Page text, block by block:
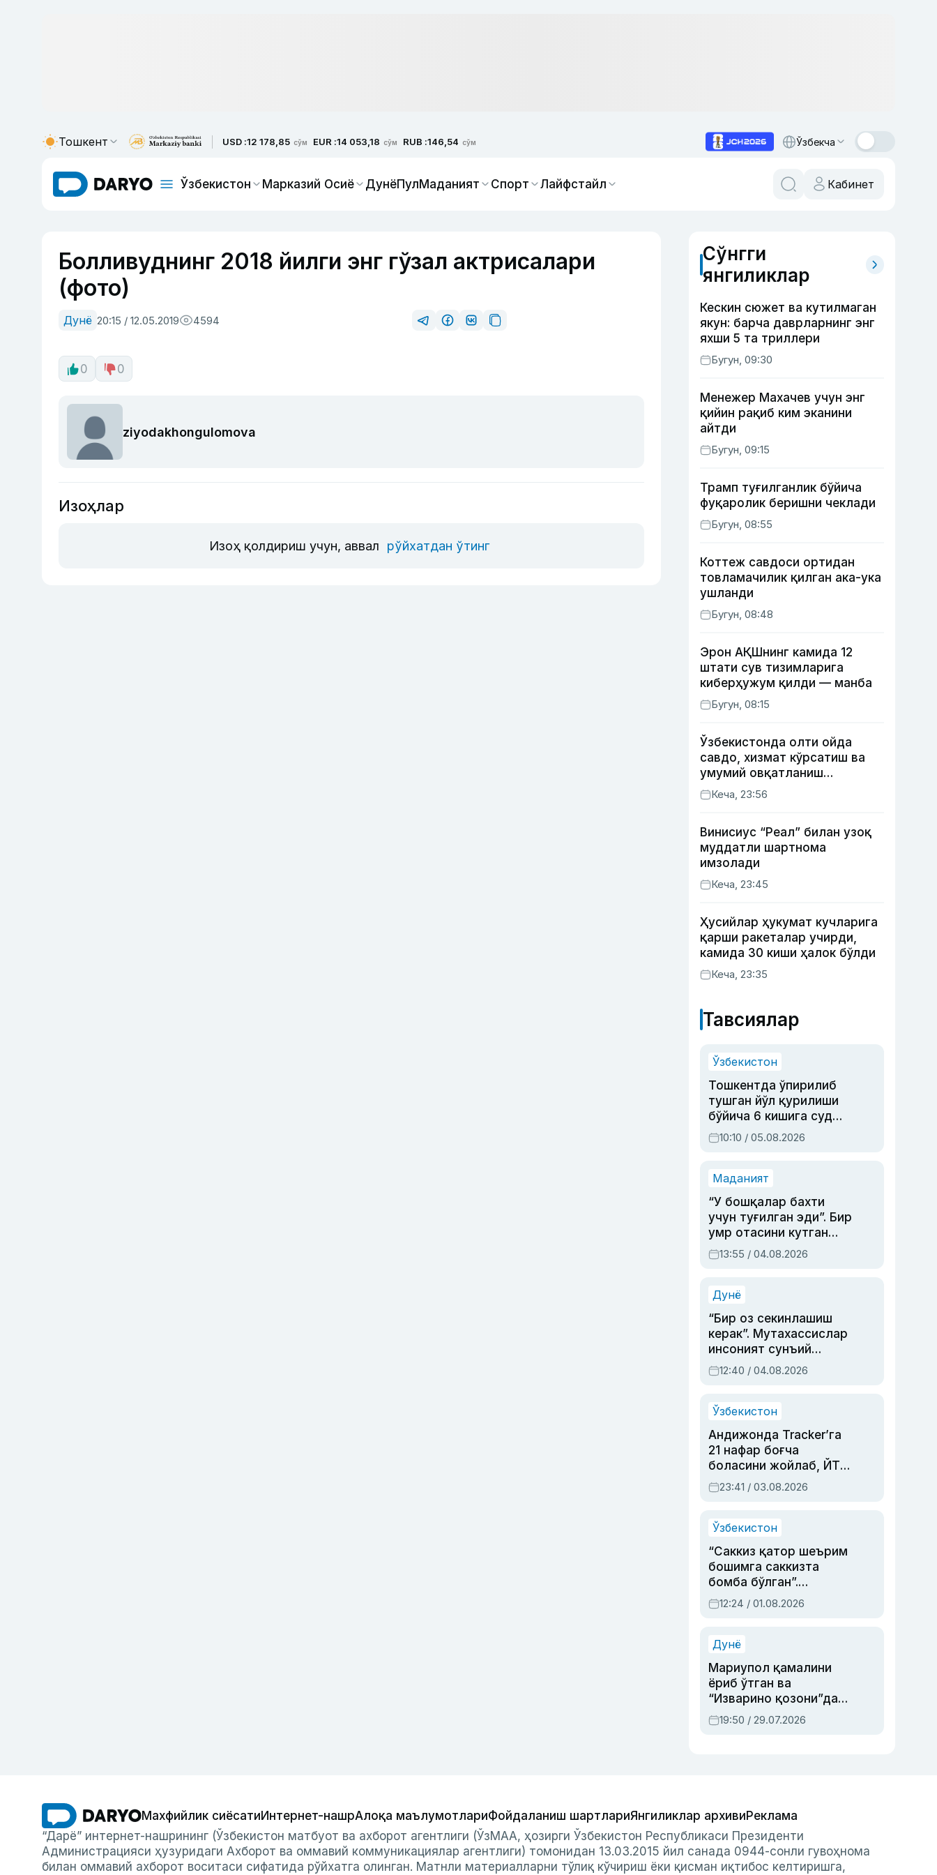
Тошкент USD :12 178,85 сўм EUR :14 053,18 сўм RUB :146,54 сўм Ўзбекча
Ўзбекистон Марказий Осиё ДунёПулМаданият Спорт Лайфстайл Кабинет
Болливуднинг 2018 йилги энг гўзал актрисалари
(фото)
Дунё 20:15 / 12.05.2019 4594
0 0
ziyodakhongulomova
Изоҳлар
Изоҳ қолдириш учун, аввал рўйхатдан ўтинг
Сўнгги
янгиликлар
Кескин сюжет ва кутилмаган
якун: барча даврларнинг энг
яхши 5 та триллери
Бугун, 09:30
Менежер Махачев учун энг
қийин рақиб ким эканини
айтди
Бугун, 09:15
Трамп туғилганлик бўйича
фуқаролик беришни чеклади
Бугун, 08:55
Коттеж савдоси ортидан
товламачилик қилган ака-ука
ушланди
Бугун, 08:48
Эрон АҚШнинг камида 12
штати сув тизимларига
киберҳужум қилди — манба
Бугун, 08:15
Ўзбекистонда олти ойда
савдо, хизмат кўрсатиш ва
умумий овқатланиш
корхоналари қанча солиқ
тўлагани очиқланди
Кеча, 23:56
Винисиус “Реал” билан узоқ
муддатли шартнома
имзолади
Кеча, 23:45
Ҳусийлар ҳукумат кучларига
қарши ракеталар учирди,
камида 30 киши ҳалок бўлди
Кеча, 23:35
Тавсиялар
Ўзбекистон
Тошкентда ўпирилиб
тушган йўл қурилиши
бўйича 6 кишига суд
ҳукми ўқилди
10:10 / 05.08.2026
Маданият
“У бошқалар бахти
учун туғилган эди”. Бир
умр отасини кутган
актриса ва дубльяж
устаси Римма
синовларга тўла ҳаёти
13:55 / 04.08.2026
Дунё
“Бир оз секинлашиш
керак”. Мутахассислар
инсоният сунъий
интеллектни бошқара
олмай қолишидан
12:40 / 04.08.2026
Ўзбекистон
Андижонда Tracker’га
21 нафар боғча
боласини жойлаб, ЙТҲ
содир этган аёлга суд
ҳукми ўқилди
23:41 / 03.08.2026
Ўзбекистон
“Саккиз қатор шеърим
бошимга саккизта
бомба бўлган”.
Абдулла Ориповни
сиёсий айбловлардан
12:24 / 01.08.2026
Дунё
Мариупол қамалини
ёриб ўтган ва
“Изварино қозони”дан
чиққан қаҳрамон —
Украина армияси бош
19:50 / 29.07.2026
Махфийлик сиёсатиИнтернет-нашрАлоқа маълумотлариФойдаланиш шартлариЯнгиликлар архивиРеклама
“Дарё” интернет-нашрининг (Ўзбекистон матбуот ва ахборот агентлиги (ЎзМАА, ҳозирги Ўзбекистон Республикаси Президенти
Администрацияси ҳузуридаги Ахборот ва оммавий коммуникациялар агентлиги) томонидан 13.03.2015 йил санада 0944-сонли гувоҳнома
билан оммавий ахборот воситаси сифатида рўйхатга олинган. Матнли материалларни тўлиқ кўчириш ёки қисман иқтибос келтиришга,